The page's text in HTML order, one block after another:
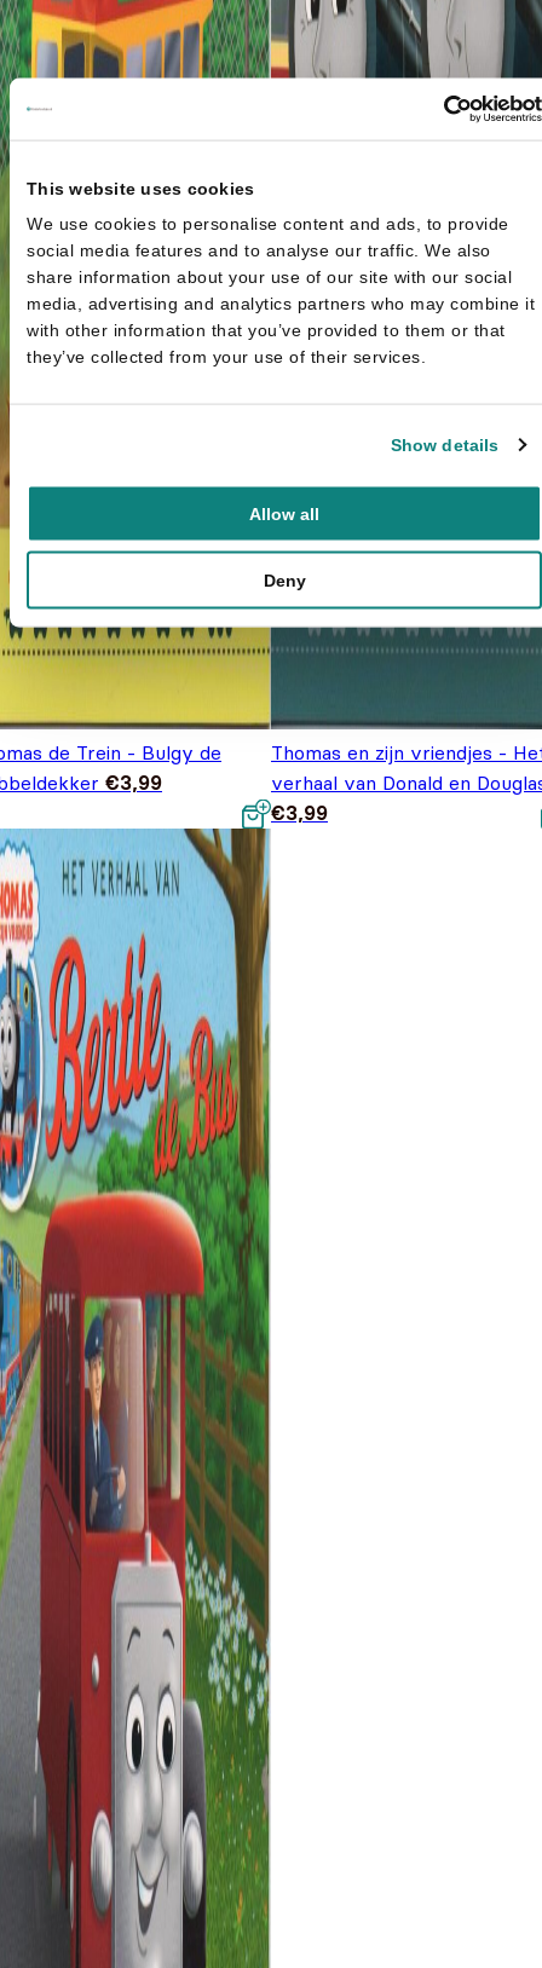
This website uses cookies
We use cookies to personalise content and ads, to provide
social media features and to analyse our traffic. We also
share information about your use of our site with our social
media, advertising and analytics partners who may combine it
with other information that you’ve provided to them or that
they’ve collected from your use of their services.
Show details
Allow all
Deny
de Trein - Bulgy de
€3,99
Thomas en zijn vriendjes -
verhaal van Donald en
€3,99